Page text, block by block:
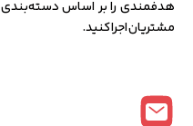
هدفمندی را بر اساس دسته‌بندی
مشتریان اجرا کنید.